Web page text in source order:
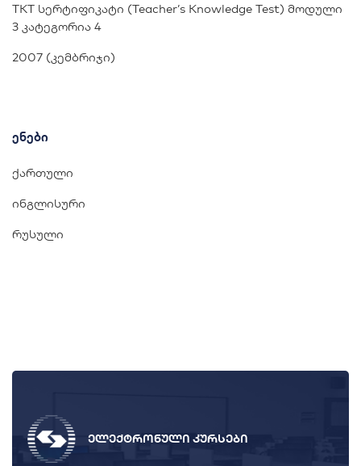
TKT სერტიფიკატი (Teacher’s Knowledge Test) მოდული
3 კატეგორია 4
2007 (კემბრიჯი)
ენები
ქართული
ინგლისური
რუსული
ელექტრონული კურსები